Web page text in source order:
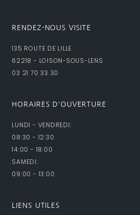
RENDEZ-NOUS VISITE
135 ROUTE DE LILLE
62218 - LOISON-SOUS-LENS
03 21 70 33 30
HORAIRES D'OUVERTURE
LUNDI - VENDREDI:
08:30 - 12:30
14:00 - 18:00
SAMEDI:
09:00 - 13:00
LIENS UTILES